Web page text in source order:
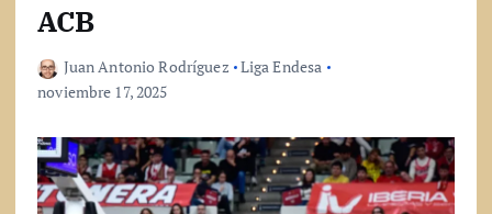
ACB
Juan Antonio Rodríguez Liga Endesa
noviembre 17, 2025